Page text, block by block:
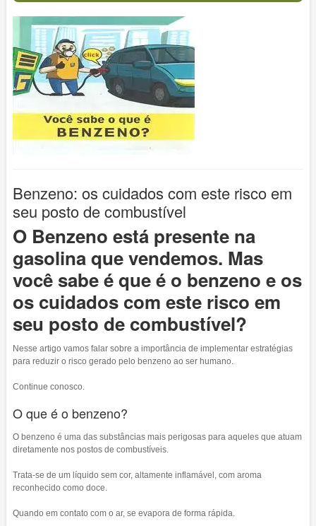
Benzeno: os cuidados com este risco em
seu posto de combustível
O Benzeno está presente na
gasolina que vendemos. Mas
você sabe é que é o benzeno e os
os cuidados com este risco em
seu posto de combustível?
Nesse artigo vamos falar sobre a importância de implementar estratégias
para reduzir o risco gerado pelo benzeno ao ser humano.
Continue conosco.
O que é o benzeno?
O benzeno é uma das substâncias mais perigosas para aqueles que atuam
diretamente nos postos de combustíveis.
Trata-se de um líquido sem cor, altamente inflamável, com aroma
reconhecido como doce.
Quando em contato com o ar, se evapora de forma rápida.